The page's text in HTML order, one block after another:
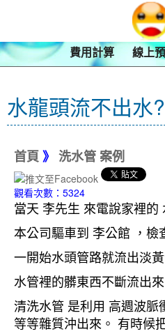
費用計算 線上
水龍頭流不出水
首頁 》 洗水管 案例
觀看次數：5324
當天 李先生 來電說家裡的
本公司驅車到 李公館 ，檢
一開始水頭管路就流出淡
水管裡的髒東西不斷流出
清洗水管 是利用 高週波
等等雜質沖出來。 有時候